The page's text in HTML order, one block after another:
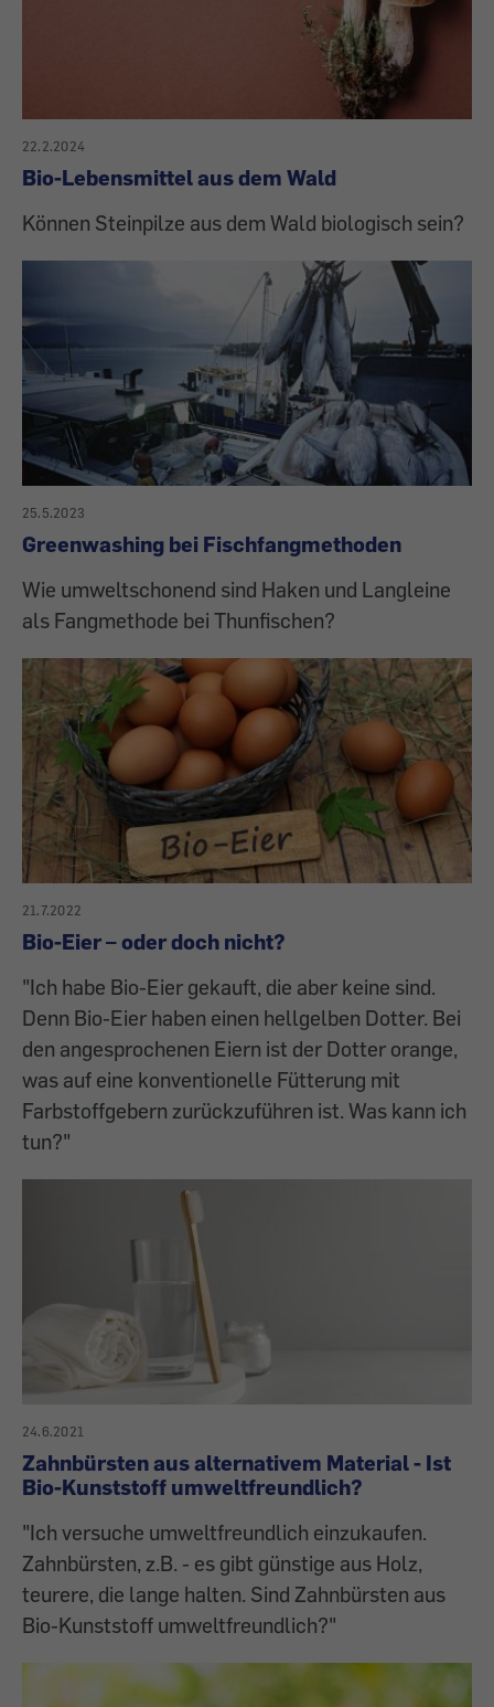
22.2.2024
Bio-Lebensmittel aus dem Wald
Können Steinpilze aus dem Wald biologisch sein?
25.5.2023
Greenwashing bei Fischfangmethoden
Wie umweltschonend sind Haken und Langleine
als Fangmethode bei Thunfischen?
21.7.2022
Bio-Eier – oder doch nicht?
"Ich habe Bio-Eier gekauft, die aber keine sind.
Denn Bio-Eier haben einen hellgelben Dotter. Bei
den angesprochenen Eiern ist der Dotter orange,
was auf eine konventionelle Fütterung mit
Farbstoffgebern zurückzuführen ist. Was kann ich
tun?"
24.6.2021
Zahnbürsten aus alternativem Material - Ist
Bio-Kunststoff umweltfreundlich?
"Ich versuche umweltfreundlich einzukaufen.
Zahnbürsten, z.B. - es gibt günstige aus Holz,
teurere, die lange halten. Sind Zahnbürsten aus
Bio-Kunststoff umweltfreundlich?"